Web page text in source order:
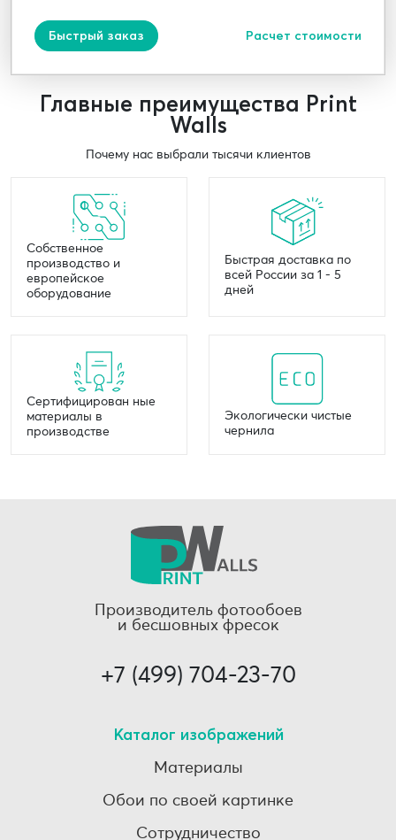
Быстрый заказ Расчет стоимости
Главные преимущества Print
Walls
Почему нас выбрали тысячи клиентов
Собственное
производство и
европейское
оборудование
Быстрая доставка по
всей России за 1 - 5
дней
Сертифицирован ные
материалы в
производстве
Экологически чистые
чернила
Производитель фотообоев
и бесшовных фресок
+7 (499) 704-23-70
Каталог изображений
Материалы
Обои по своей картинке
Сотрудничество